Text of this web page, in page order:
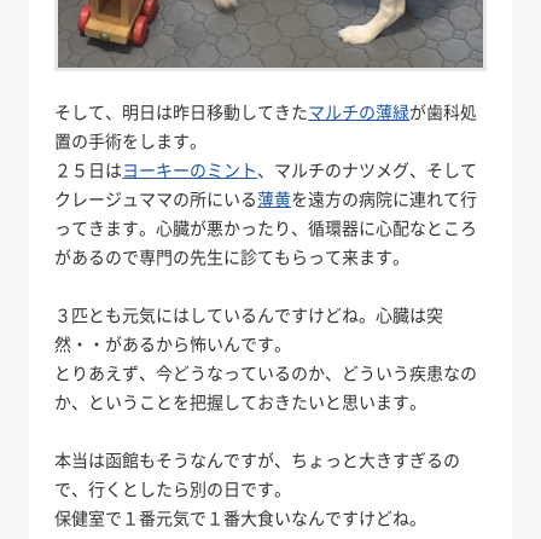
そして、明日は昨日移動してきたマルチの薄緑が歯科処
置の手術をします。
２５日はヨーキーのミント、マルチのナツメグ、そして
クレージュママの所にいる薄黄を遠方の病院に連れて行
ってきます。心臓が悪かったり、循環器に心配なところ
があるので専門の先生に診てもらって来ます。
３匹とも元気にはしているんですけどね。心臓は突
然・・があるから怖いんです。
とりあえず、今どうなっているのか、どういう疾患なの
か、ということを把握しておきたいと思います。
本当は函館もそうなんですが、ちょっと大きすぎるの
で、行くとしたら別の日です。
保健室で１番元気で１番大食いなんですけどね。